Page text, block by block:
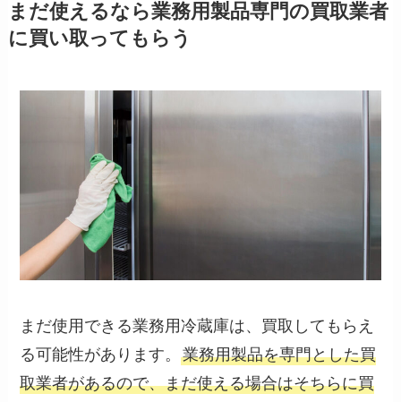
まだ使えるなら業務用製品専門の買取業者
に買い取ってもらう
まだ使用できる業務用冷蔵庫は、買取してもらえ
る可能性があります。業務用製品を専門とした買
取業者があるので、まだ使える場合はそちらに買